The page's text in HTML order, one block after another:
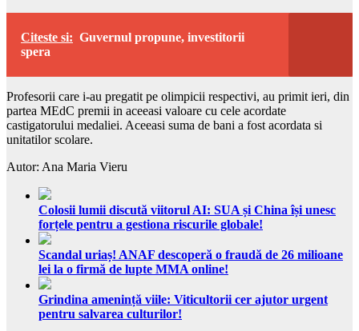
Citeste si: Guvernul propune, investitorii
spera
Profesorii care i-au pregatit pe olimpicii respectivi, au primit ieri, din
partea MEdC premii in aceeasi valoare cu cele acordate
castigatorului medaliei. Aceeasi suma de bani a fost acordata si
unitatilor scolare.
Autor: Ana Maria Vieru
Colosii lumii discută viitorul AI: SUA și China își unesc
forțele pentru a gestiona riscurile globale!
Scandal uriaș! ANAF descoperă o fraudă de 26 milioane
lei la o firmă de lupte MMA online!
Grindina amenință viile: Viticultorii cer ajutor urgent
pentru salvarea culturilor!